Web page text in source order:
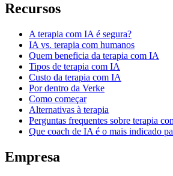
Recursos
A terapia com IA é segura?
IA vs. terapia com humanos
Quem beneficia da terapia com IA
Tipos de terapia com IA
Custo da terapia com IA
Por dentro da Verke
Como começar
Alternativas à terapia
Perguntas frequentes sobre terapia
Que coach de IA é o mais indicado
Empresa